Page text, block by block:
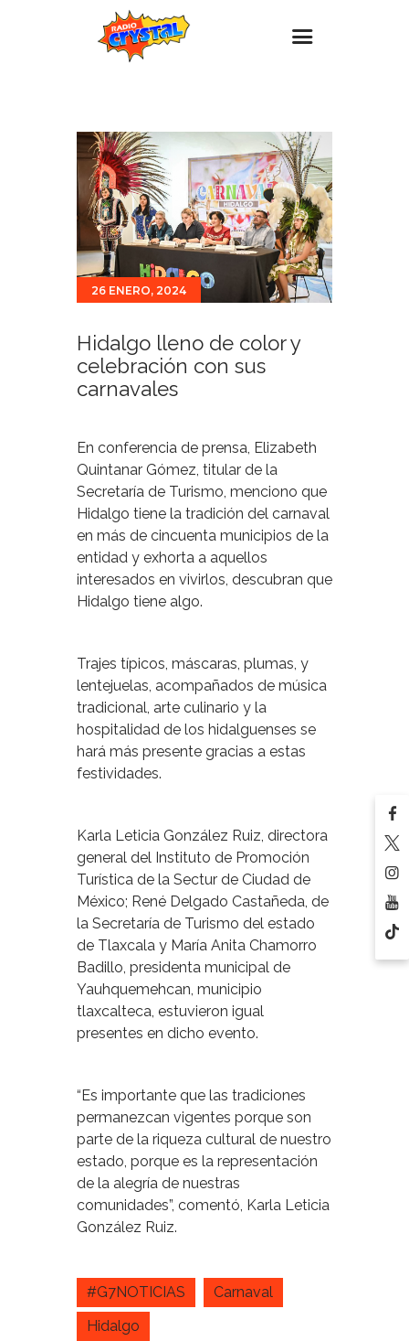
Estaciones
Eventos
Promociones
Noticias
Para ti
Contacto
26 ENERO, 2024
Hidalgo lleno de color y
celebración con sus
carnavales
En conferencia de prensa, Elizabeth
Quintanar Gómez, titular de la
Secretaría de Turismo, menciono que
Hidalgo tiene la tradición del carnaval
en más de cincuenta municipios de la
entidad y exhorta a aquellos
interesados en vivirlos, descubran que
Hidalgo tiene algo.
Trajes típicos, máscaras, plumas, y
lentejuelas, acompañados de música
tradicional, arte culinario y la
hospitalidad de los hidalguenses se
hará más presente gracias a estas
festividades.
Karla Leticia González Ruiz, directora
general del Instituto de Promoción
Turística de la Sectur de Ciudad de
México; René Delgado Castañeda, de
la Secretaría de Turismo del estado
de Tlaxcala y María Anita Chamorro
Badillo, presidenta municipal de
Yauhquemehcan, municipio
tlaxcalteca, estuvieron igual
presentes en dicho evento.
“Es importante que las tradiciones
permanezcan vigentes porque son
parte de la riqueza cultural de nuestro
estado, porque es la representación
de la alegría de nuestras
comunidades”, comentó, Karla Leticia
González Ruiz.
#G7NOTICIAS
Carnaval
Hidalgo